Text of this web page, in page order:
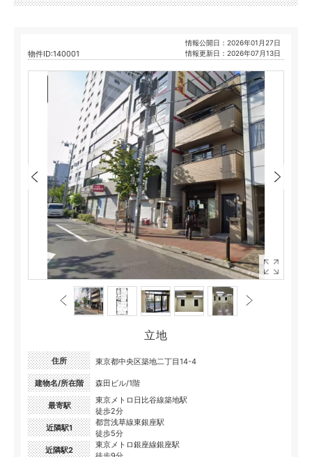
物件ID:140001
情報公開日：2026年01月27日
情報更新日：2026年07月13日
立地
住所 東京都中央区築地二丁目14-4
建物名/所在階 森田ビル/1階
最寄駅
東京メトロ日比谷線築地駅
徒歩2分
近隣駅1
都営浅草線東銀座駅
徒歩5分
近隣駅2
東京メトロ銀座線銀座駅